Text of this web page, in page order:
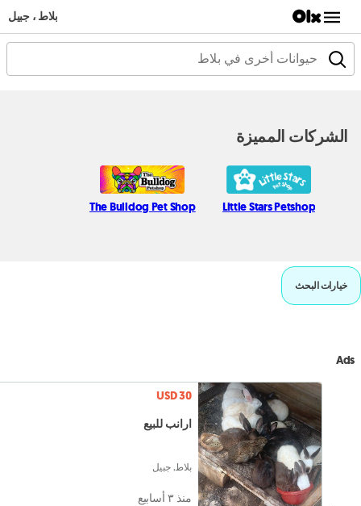
بلاط ، جبيل
الشركات المميزة
Little Stars Petshop
The Bulldog Pet Shop
خيارات البحث
Ads
USD 30
ارانب للبيع
بلاط, جبيل
منذ ٣ أسابيع